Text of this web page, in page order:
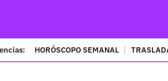
HORÓSCOPO SEMANAL